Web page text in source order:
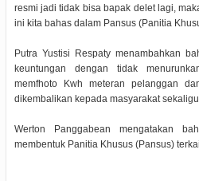
resmi jadi tidak bisa bapak delet lagi,
ini kita bahas dalam Pansus (Panitia
Putra Yustisi Respaty menambahkan
keuntungan dengan tidak
memfhoto Kwh meteran pelanggan
dikembalikan kepada masyarakat
Werton Panggabean mengatakan
membentuk Panitia Khusus (Pansus)